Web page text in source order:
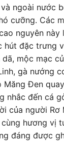
ngoài nước
cưỡng. Các
nguyên này
hút đặc trưng
mộc mạc
gà nướng
Măng Đen
nhắc đến cá
của người Rơ
hương vị
đáng được